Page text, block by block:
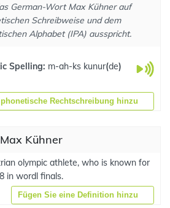
German-Wort Max Kühner auf
Schreibweise und dem
Alphabet (IPA) ausspricht.
Spelling: m-ah-ks kunur(de)
Rechtschreibung hinzu
Kühner
olympic athlete, who is known for
in wordl finals.
Fügen Sie eine Definition hinzu